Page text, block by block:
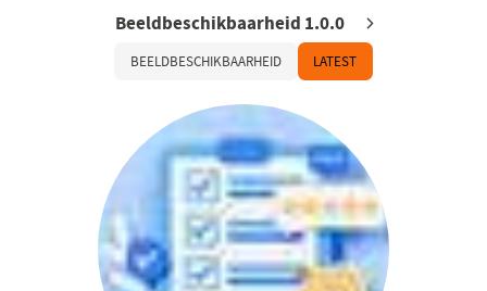
Beeldbeschikbaarheid 1.0.0
BEELDBESCHIKBAARHEID LATEST